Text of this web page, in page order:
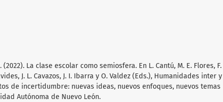
(2022). La clase escolar como semiosfera. En L. Cantú, M. E. Flores, F.
J. L. Cavazos, J. I. Ibarra y O. Valdez (Eds.), Humanidades inter y
de incertidumbre: nuevas ideas, nuevos enfoques, nuevos temas
Autónoma de Nuevo León.